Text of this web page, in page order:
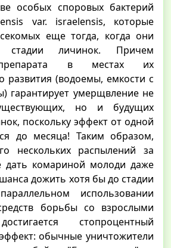
особых споровых бактерий
var. israelensis, которые
еще тогда, когда они
стадии личинок. Причем
в местах их
развития (водоемы, емкости с
гарантирует умерщвление не
но и будущих
поскольку эффект от одной
до месяца! Таким образом,
нескольких распылений за
дать комариной молоди даже
дожить хотя бы до стадии
использовании
борьбы со взрослыми
стопроцентный
обычные уничтожители